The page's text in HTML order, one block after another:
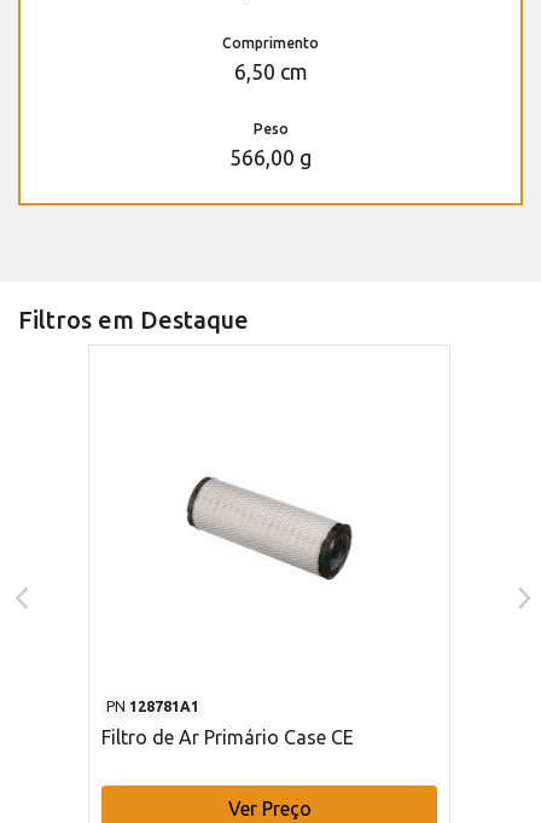
Comprimento
6,50 cm
Peso
566,00 g
Filtros em Destaque
PN 128781A1
Filtro de Ar Primário Case CE
Ver Preço